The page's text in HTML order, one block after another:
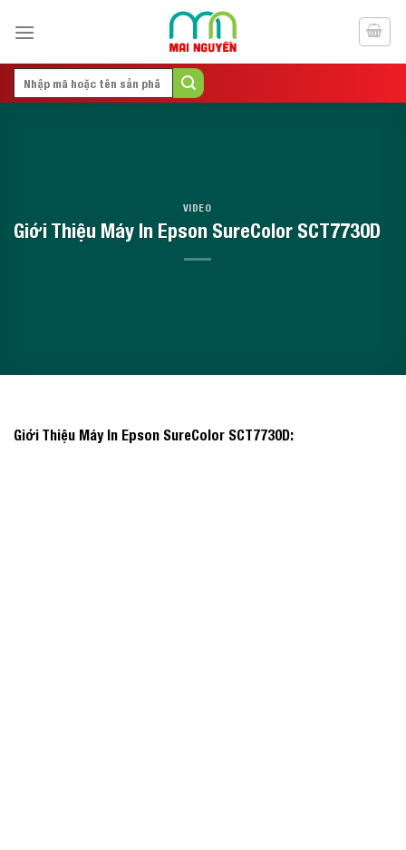
Search
VIDEO
Giới Thiệu Máy In Epson SureColor SCT7730D
Giới Thiệu Máy In Epson SureColor SCT7730D: